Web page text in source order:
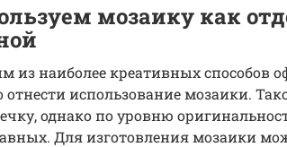
мозаику как
из наиболее креативных способов
использование мозаики.
однако по уровню
Для изготовления мозаики